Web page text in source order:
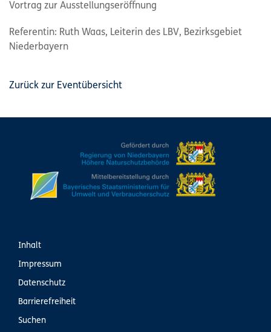
Vortrag zur Ausstellungseröffnung
Referentin: Ruth Waas, Leiterin des LBV, Bezirksgebiet
Niederbayern
Zurück zur Eventübersicht
Inhalt
Impressum
Datenschutz
Barrierefreiheit
Suchen